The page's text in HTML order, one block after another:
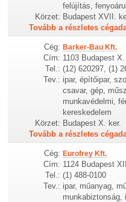
felújítás,
Körzet: Budapest XVII.
Tovább a részletes
Cég: Barker-Bau Kft.
Cím: 1103 Budapest
Tel.: (12) 620297, (1)
Tev.: ipar, építőipar,
csavar, gép,
munkavédelmi,
kereskedelem
Körzet: Budapest X. ker.
Tovább a részletes
Cég: Eurofrey Kft.
Cím: 1124 Budapest
Tel.: (1) 488-0100
Tev.: ipar, műanyag,
munkabiztonság,